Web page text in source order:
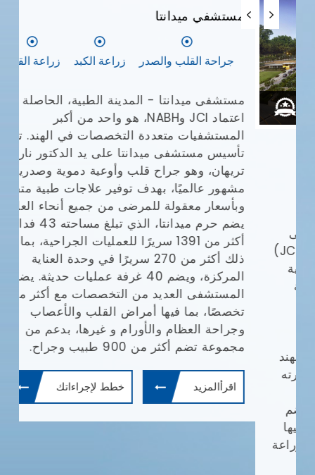
مستشفي ميدانتا
جراحة القلب والصدر زراعة الكبد زراعة القلب
مستشفى ميدانتا - المدينة الطبية، الحاصلة على
اعتماد JCI وNABH، هو واحد من أكبر
المستشفيات متعددة التخصصات في الهند. تم
تأسيس مستشفى ميدانتا على يد الدكتور نارش
تريهان، وهو جراح قلب وأوعية دموية وصدرية
مشهور عالميًا، بهدف توفير علاجات طبية متقدمة
وبأسعار معقولة للمرضى من جميع أنحاء العالم.
يضم حرم ميدانتا، الذي تبلغ مساحته 43 فدانًا،
أكثر من 1391 سريرًا للعمليات الجراحية، بما في
ذلك أكثر من 270 سريرًا في وحدة العناية
المركزة، ويضم 40 غرفة عمليات حديثة. يضم
المستشفى العديد من التخصصات مع أكثر من 30
تخصصًا، بما فيها أمراض القلب والأعصاب
وجراحة العظام والأورام و غيرها، بدعم من
مجموعة تضم أكثر من 900 طبيب وجراح.
اقرأالمزيد خطط لإجراءاتك